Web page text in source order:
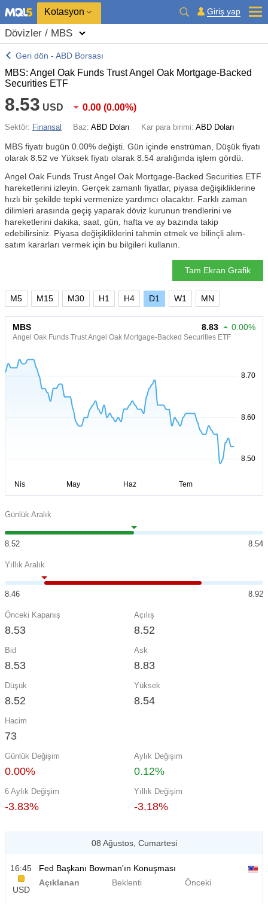
Kotasyon Giriş yap
Dövizler / MBS
Geri dön - ABD Borsası
MBS: Angel Oak Funds Trust Angel Oak Mortgage-Backed
Securities ETF
8.53 USD 0.00 (0.00%)
Sektör: Finansal Baz: ABD Doları Kar para birimi: ABD Doları
MBS fiyatı bugün 0.00% değişti. Gün içinde enstrüman, Düşük fiyatı
olarak 8.52 ve Yüksek fiyatı olarak 8.54 aralığında işlem gördü.
Angel Oak Funds Trust Angel Oak Mortgage-Backed Securities ETF
hareketlerini izleyin. Gerçek zamanlı fiyatlar, piyasa değişikliklerine
hızlı bir şekilde tepki vermenize yardımcı olacaktır. Farklı zaman
dilimleri arasında geçiş yaparak döviz kurunun trendlerini ve
hareketlerini dakika, saat, gün, hafta ve ay bazında takip
edebilirsiniz. Piyasa değişikliklerini tahmin etmek ve bilinçli alım-
satım kararları vermek için bu bilgileri kullanın.
Tam Ekran Grafik
M5 M15 M30 H1 H4 D1 W1 MN
MBS
Angel Oak Funds Trust Angel Oak Mortgage-Backed Securities ETF
8.83 0.00%
Günlük Aralık
8.52 8.54
Yıllık Aralık
8.46 8.92
Önceki Kapanış
8.53
Açılış
8.52
Bid
8.53
Ask
8.83
Düşük
8.52
Yüksek
8.54
Hacim
73
Günlük Değişim
0.00%
Aylık Değişim
0.12%
6 Aylık Değişim
-3.83%
Yıllık Değişim
-3.18%
08 Ağustos, Cumartesi
16:45
USD
Fed Başkanı Bowman'ın Konuşması
Açıklanan
Beklenti Önceki